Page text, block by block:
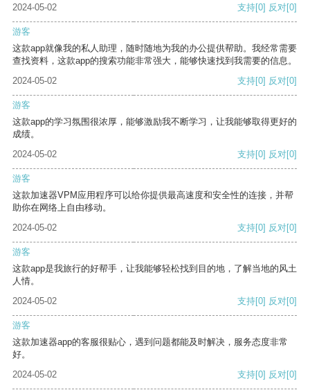
2024-05-02 支持[0] 反对[0]
游客
这款app就像我的私人助理，随时随地为我的办公提供帮助。我经常需要
查找资料，这款app的搜索功能非常强大，能够快速找到我需要的信息。
2024-05-02
支持[0] 反对[0]
游客
这款app的学习氛围很浓厚，能够激励我不断学习，让我能够取得更好的
成绩。
2024-05-02
支持[0] 反对[0]
游客
这款加速器VPM应用程序可以给你提供最高速度和安全性的连接，并帮
助你在网络上自由移动。
2024-05-02
支持[0] 反对[0]
游客
这款app是我旅行的好帮手，让我能够轻松找到目的地，了解当地的风土
人情。
2024-05-02
支持[0] 反对[0]
游客
这款加速器app的客服很贴心，遇到问题都能及时解决，服务态度非常
好。
2024-05-02
支持[0] 反对[0]